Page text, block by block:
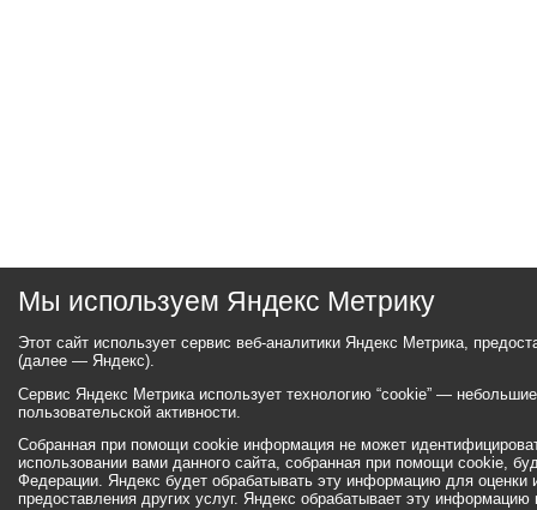
Мы используем Яндекс Метрику
Этот сайт использует сервис веб-аналитики Яндекс Метрика,
(далее — Яндекс).
Сервис Яндекс Метрика использует технологию “cookie” —
пользовательской активности.
Собранная при помощи cookie информация не может
использовании вами данного сайта, собранная при помощи cookie,
Федерации. Яндекс будет обрабатывать эту информацию для оценки
предоставления других услуг. Яндекс обрабатывает эту